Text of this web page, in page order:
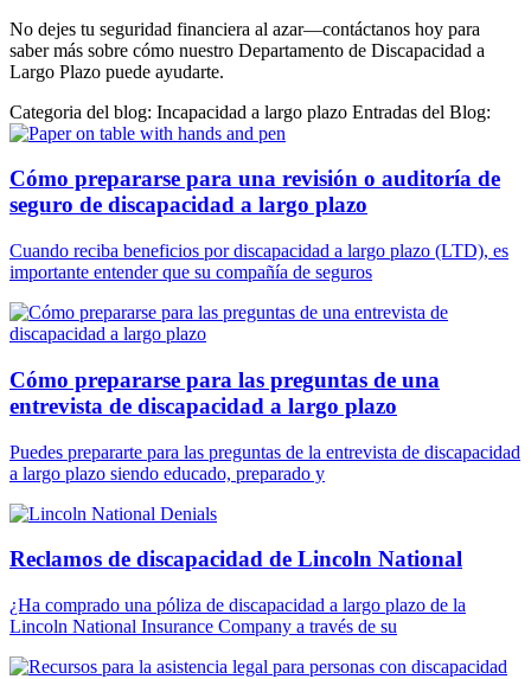
No dejes tu seguridad financiera al azar—contáctanos hoy para
saber más sobre cómo nuestro Departamento de Discapacidad a
Largo Plazo puede ayudarte.
Categoria del blog: Incapacidad a largo plazo Entradas del Blog:
Cómo prepararse para una revisión o auditoría de
seguro de discapacidad a largo plazo
Cuando reciba beneficios por discapacidad a largo plazo (LTD), es
importante entender que su compañía de seguros
Cómo prepararse para las preguntas de una
entrevista de discapacidad a largo plazo
Puedes prepararte para las preguntas de la entrevista de discapacidad
a largo plazo siendo educado, preparado y
Reclamos de discapacidad de Lincoln National
¿Ha comprado una póliza de discapacidad a largo plazo de la
Lincoln National Insurance Company a través de su